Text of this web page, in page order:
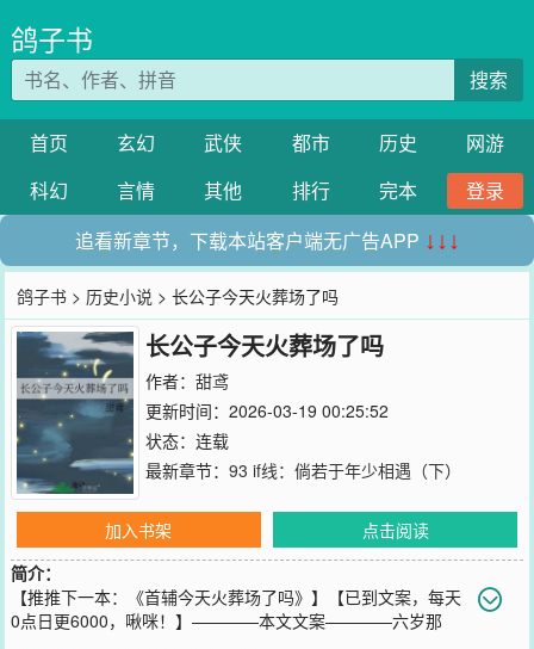
鸽子书
搜索
首页 玄幻 武侠 都市 历史
网游
科幻
言情 其他 排行 完本
登录
追看新章节，下载本站客户端无广告APP ↓↓↓
鸽子书 > 历史小说 > 长公子今天火葬场了吗
长公子今天火葬场了吗
作者： 甜鸢
更新时间：2026-03-19 00:25:52
状态：连载
最新章节： 93 if线：倘若于年少相遇（下）
加入书架
点击阅读
简介：
【推推下一本：《首辅今天火葬场了吗》】【已到文案，每天
0点日更6000，啾咪！】————本文文案————六岁那